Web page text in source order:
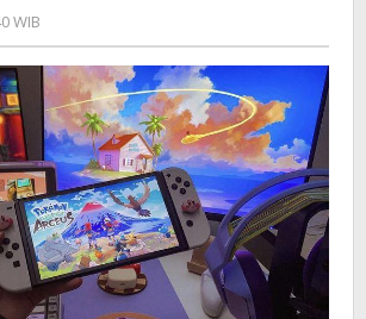
dan
Fitur
Baru
Mengagumkan!
WIB
Lilis
Dewi